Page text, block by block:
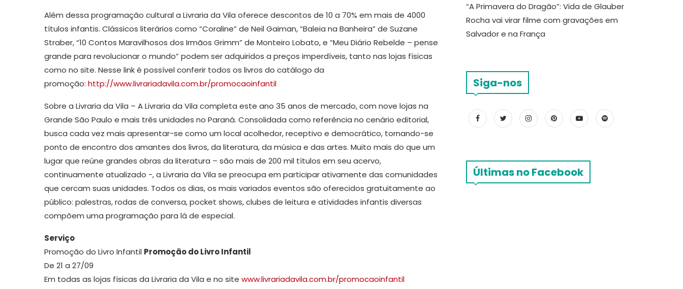
Além dessa programação cultural a Livraria da Vila oferece descontos de 10 a 70% em mais de 4000
títulos infantis. Clássicos literários como “Coraline” de Neil Gaiman, “Baleia na Banheira” de Suzane
Straber, “10 Contos Maravilhosos dos Irmãos Grimm” de Monteiro Lobato, e “Meu Diário Rebelde – pense
grande para revolucionar o mundo” podem ser adquiridos a preços imperdíveis, tanto nas lojas físicas
como no site. Nesse link é possível conferir todos os livros do catálogo da
promoção: http://www.livrariadavila.com.br/promocaoinfantil
Sobre a Livraria da Vila – A Livraria da Vila completa este ano 35 anos de mercado, com nove lojas na
Grande São Paulo e mais três unidades no Paraná. Consolidada como referência no cenário editorial,
busca cada vez mais apresentar-se como um local acolhedor, receptivo e democrático, tornando-se
ponto de encontro dos amantes dos livros, da literatura, da música e das artes. Muito mais do que um
lugar que reúne grandes obras da literatura – são mais de 200 mil títulos em seu acervo,
continuamente atualizado -, a Livraria da Vila se preocupa em participar ativamente das comunidades
que cercam suas unidades. Todos os dias, os mais variados eventos são oferecidos gratuitamente ao
público: palestras, rodas de conversa, pocket shows, clubes de leitura e atividades infantis diversas
compõem uma programação para lá de especial.
Serviço
Promoção do Livro Infantil Promoção do Livro Infantil
De 21 a 27/09
Em todas as lojas físicas da Livraria da Vila e no site www.livrariadavila.com.br/promocaoinfantil
“A Primavera do Dragão”: Vida de Glauber
Rocha vai virar filme com gravações em
Salvador e na França
Siga-nos
Últimas no Facebook